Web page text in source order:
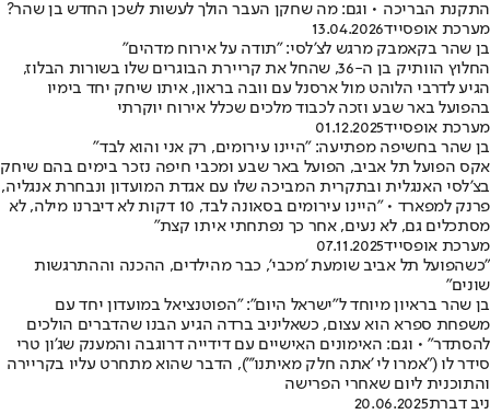
התקנת הבריכה • וגם: מה שחקן העבר הולך לעשות לשכן החדש בן שהר?
מערכת אופסייד13.04.2026
בן שהר בקאמבק מרגש לצ'לסי: "תודה על אירוח מדהים"
החלוץ הוותיק בן ה-36, שהחל את קריירת הבוגרים שלו בשורות הבלוז,
הגיע לדרבי הלוהט מול ארסנל עם וובה בראון, איתו שיחק יחד בימיו
בהפועל באר שבע וזכה לכבוד מלכים שכלל אירוח יוקרתי
מערכת אופסייד01.12.2025
בן שהר בחשיפה מפתיעה: "היינו עירומים, רק אני והוא לבד"
אקס הפועל תל אביב, הפועל באר שבע ומכבי חיפה נזכר בימים בהם שיחק
בצ'לסי האנגלית ובתקרית המביכה שלו עם אגדת המועדון ונבחרת אנגליה,
פרנק למפארד • "היינו עירומים בסאונה לבד, 10 דקות לא דיברנו מילה, לא
מסתכלים גם, לא נעים, אחר כך נפתחתי איתו קצת"
מערכת אופסייד07.11.2025
"כשהפועל תל אביב שומעת 'מכבי', כבר מהילדים, ההכנה וההתרגשות
שונים"
בן שהר בראיון מיוחד ל"ישראל היום": "הפוטנציאל במועדון יחד עם
משפחת ספרא הוא עצום, כשאליניב ברדה הגיע הבנו שהדברים הולכים
להסתדר" • וגם: האימונים האישיים עם דידייה דרוגבה והמענק שג'ון טרי
סידר לו ("אמרו לי 'אתה חלק מאיתנו'"), הדבר שהוא מתחרט עליו בקריירה
והתוכנית ליום שאחרי הפרישה
ניב דברת20.06.2025